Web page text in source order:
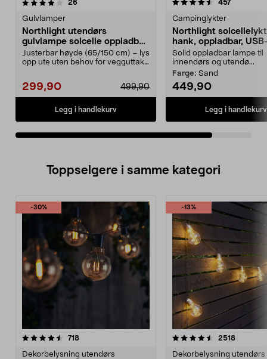
26anmeldelser
Gulvlamper
Northlight utendørs
gulvlampe solcelle oppladbar
svart
Justerbar høyde (65/150 cm) – lys
opp ute uten behov for vegguttak.
499,90
299,90
Legg i handlekurv
4.5av 5 stjerner 457
Campinglykter
Northlight
hank, oppladbar,
Solid oppladbar lampe til
innendørs og utendø...
Farge: Sand
449,90
Legg i handlekurv
Toppselgere i samme kategori
-30%
718anmeldelser
Dekorbelysning utendørs
-13%
4.5 av 5 stjerner 2518
Dekorbelysning utendørs
4.5 av 5 stjerner